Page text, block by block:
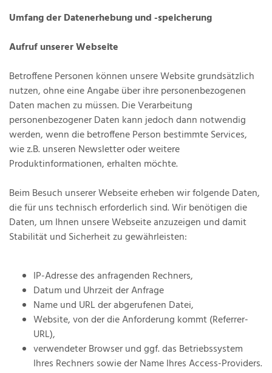
Umfang der Datenerhebung und -speicherung
Aufruf unserer Webseite
Betroffene Personen können unsere Website grundsätzlich
nutzen, ohne eine Angabe über ihre personenbezogenen
Daten machen zu müssen. Die Verarbeitung
personenbezogener Daten kann jedoch dann notwendig
werden, wenn die betroffene Person bestimmte Services,
wie z.B. unseren Newsletter oder weitere
Produktinformationen, erhalten möchte.
Beim Besuch unserer Webseite erheben wir folgende Daten,
die für uns technisch erforderlich sind. Wir benötigen die
Daten, um Ihnen unsere Webseite anzuzeigen und damit
Stabilität und Sicherheit zu gewährleisten:
IP-Adresse des anfragenden Rechners,
Datum und Uhrzeit der Anfrage
Name und URL der abgerufenen Datei,
Website, von der die Anforderung kommt (Referrer-
URL),
verwendeter Browser und ggf. das Betriebssystem
Ihres Rechners sowie der Name Ihres Access-Providers.